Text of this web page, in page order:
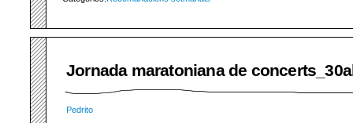
Jornada maratoniana de
Pedrito